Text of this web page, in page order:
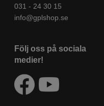
031 - 24 30 15
info@gplshop.se
Följ oss på sociala
medier!